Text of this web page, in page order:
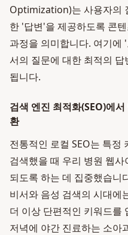
Optimization)는 사용자의
한 '답변'을 제공하도록 콘
과정을 의미합니다. 여기에
서의 질문에 대한 최적의
됩니다.
검색 엔진 최적화(SEO)에
환
전통적인 로컬 SEO는 특정
검색했을 때 우리 병원 웹
되도록 하는 데 집중했습니
비서와 음성 검색의 시대에
더 이상 단편적인 키워드를
저녁에 야간 진료하는 소아